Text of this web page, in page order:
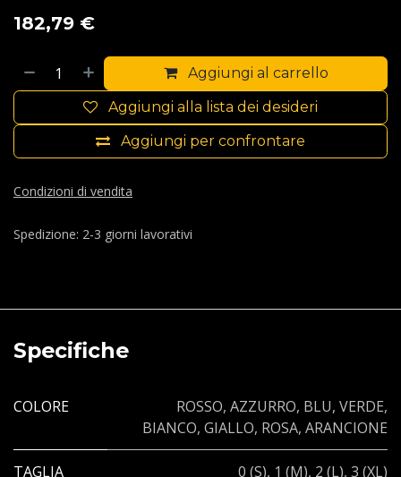
182,79 €
Aggiungi al carrello
Aggiungi per confrontare
Aggiungi alla lista dei desideri
Condizioni di vendita
Spedizione: 2-3 giorni lavorativi
Specifiche
COLORE ROSSO, AZZURRO, BLU, VERDE,
BIANCO, GIALLO, ROSA, ARANCIONE
TAGLIA 0 (S), 1 (M), 2 (L), 3 (XL)